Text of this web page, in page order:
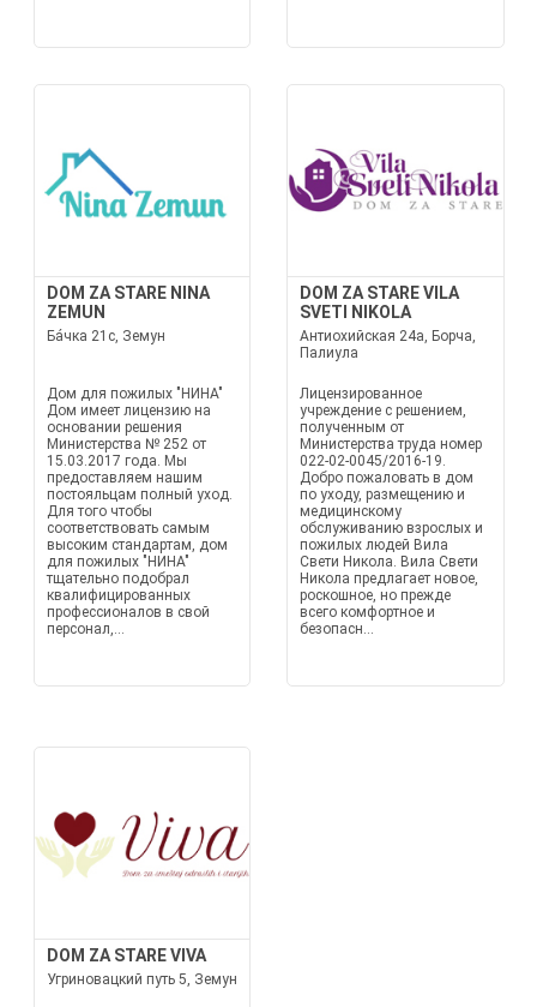
DOM ZA STARE NINA
ZEMUN
Ба́чка 21c, Земун
Дом для пожилых "НИНА"
Дом имеет лицензию на
основании решения
Министерства № 252 от
15.03.2017 года. Мы
предоставляем нашим
постояльцам полный уход.
Для того чтобы
соответствовать самым
высоким стандартам, дом
для пожилых "НИНА"
тщательно подобрал
квалифицированных
профессионалов в свой
персонал,...
DOM ZA STARE VILA
SVETI NIKOLA
Антиохийская 24а, Борча,
Палиула
Лицензированное
учреждение с решением,
полученным от
Министерства труда номер
022-02-0045/2016-19.
Добро пожаловать в дом
по уходу, размещению и
медицинскому
обслуживанию взрослых и
пожилых людей Вила
Свети Никола. Вила Свети
Никола предлагает новое,
роскошное, но прежде
всего комфортное и
безопасн...
DOM ZA STARE VIVA
Угриновацкий путь 5, Земун